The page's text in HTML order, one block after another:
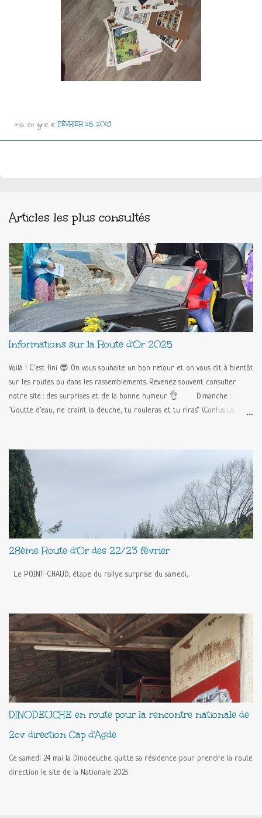
mis en ligne leFÉVRIER 26, 2018
Articles les plus consultés
Informations sur la Route d'Or 2025
Voilà ! C'est fini 😎 On vous souhaite un bon retour et on vous dit à bientôt
sur les routes ou dans les rassemblements. Revenez souvent consulter
notre site : des surprises et de la bonne humeur. 👌 Dimanche :
"Goutte d'eau, ne craint la deuche, tu rouleras et tu riras" (Confusius) Le
!!!) 🥳🥳🥳 L'album des Supers Heros !!! Programme : Samedi : Acueil des
participants Remise des sacs d'accueil, plaque rallye et des formulaires
épreuves Stands snack et boutique Exposition des 2CV, animation avec la
BATDEUCH Visite par groupe (toutes les 1/2 heures) de l'usine de confiserie
Florian 14H00 : Départ du rallye-surprise avec road-book Stand point-
chaud (viennoiserie, boissons chaudes) 18H00 : Récupération des
questionnaires 18H30 : Remise des prix au Palais des Congrès de Grasse
19H00 : Pot d'honneur,...
28ème Route d'Or des 22/23 février
Le POINT-CHAUD, étape du rallye surprise du samedi,
DINODEUCHE en route pour la rencontre nationale de
2cv direction Cap d'Agde
Ce samedi 24 mai la Dinodeuche quitte sa résidence pour prendre la route
direction le site de la Nationale 2025